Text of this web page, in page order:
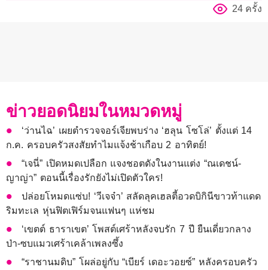
24 ครั้ง
ข่าวยอดนิยมในหมวดหมู่
‘ว่านไฉ’ เผยตำรวจจอร์เจียพบร่าง ‘ฮลุน โซโล่’ ตั้งแต่ 14
ก.ค. ครอบครัวสงสัยทำไมแจ้งช้าเกือบ 2 อาทิตย์!
“เจนี่” เปิดหมดเปลือก แจงชอตดังในงานแต่ง “ณเดชน์-
ญาญ่า” ตอนนี้เรื่องรักยังไม่เปิดตัวใคร!
ปล่อยโหมดแซ่บ! ‘วีเจจ๋า’ สลัดลุคเฮลตี้อวดบิกินีขาวท้าแดด
ริมทะเล หุ่นฟิตเฟิร์มจนแฟนๆ แห่ชม
‘เขตต์ ธาราเขต’ โพสต์เศร้าหลังจบรัก 7 ปี ยืนเดี่ยวกลาง
ป่า-ซบแมวเศร้าเคล้าเพลงซึ้ง
“ราชานมดิบ” โผล่อยู่กับ “เบียร์ เดอะวอยซ์” หลังครอบครัว